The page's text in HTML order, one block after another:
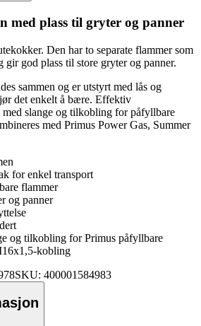
med plass til gryter og panner
Den har to separate flammer som
gir god plass til store gryter og panner.
sammen og er utstyrt med lås og
det enkelt å bære. Effektiv
med slange og tilkobling for påfyllbare
med Primus Power Gas, Summer
for enkel transport
flammer
og panner
og tilkobling for Primus påfyllbare
kobling
SKU: 400001584983